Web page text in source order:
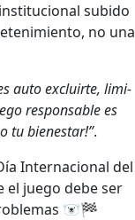
subido
no una
auto excluirte, lim­i­
respon­s­able es
tu bien­es­tar!”.
Inter­na­cional del
el juego debe ser
🐻‍❄️🏁